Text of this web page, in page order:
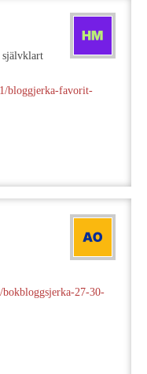
bloggjerka-favorit-
27-30-